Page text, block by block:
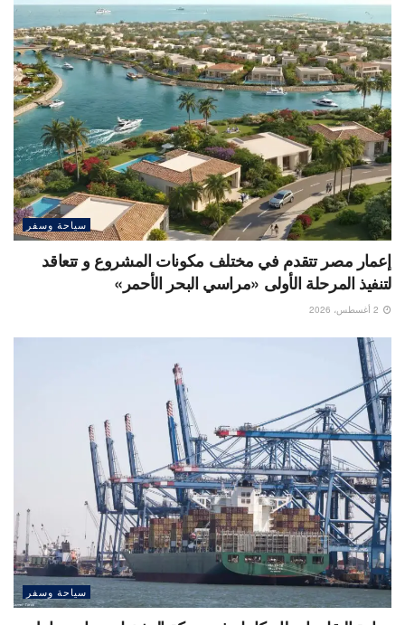
سياحة وسفر
إعمار مصر تتقدم في مختلف مكونات المشروع و تتعاقد
لتنفيذ المرحلة الأولى «مراسي البحر الأحمر»
سياحة وسفر